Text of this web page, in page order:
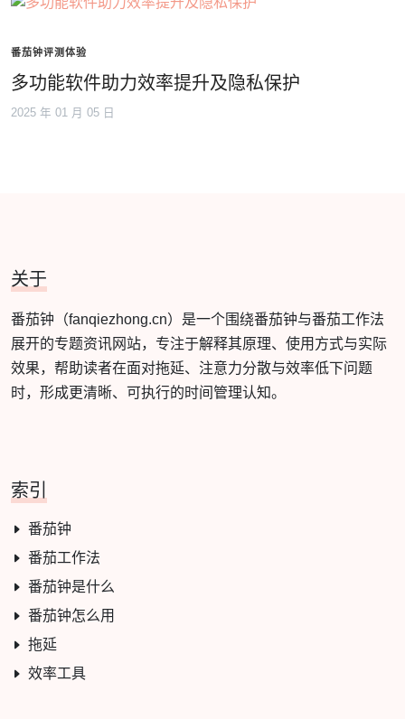
番茄钟评测体验
多功能软件助力效率提升及隐私保护
2025 年 01 月 05 日
关于
番茄钟（fanqiezhong.cn）是一个围绕番茄钟与番茄工作法
展开的专题资讯网站，专注于解释其原理、使用方式与实际
效果，帮助读者在面对拖延、注意力分散与效率低下问题
时，形成更清晰、可执行的时间管理认知。
索引
番茄钟
番茄工作法
番茄钟是什么
番茄钟怎么用
拖延
效率工具